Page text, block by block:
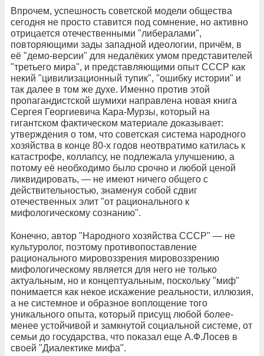
Впрочем, успешность советской модели общества
сегодня не просто ставится под сомнение, но активно
отрицается отечественными "либералами",
повторяющими зады западной идеологии, причём, в
её "демо-версии" для недалёких умом представителей
"третьего мира", и представляющими опыт СССР как
некий "цивилизационный тупик", "ошибку истории" и
так далее в том же духе. Именно против этой
пропагандистской шумихи направлена новая книга
Сергея Георгиевича Кара-Мурзы, который на
гигантском фактическом материале доказывает:
утверждения о том, что советская система народного
хозяйства в конце 80-х годов неотвратимо катилась к
катастрофе, коллапсу, не подлежала улучшению, а
потому её необходимо было срочно и любой ценой
ликвидировать, — не имеют ничего общего с
действительностью, знаменуя собой сдвиг
отечественных элит "от рационального к
мифологическому сознанию".
Конечно, автор "Народного хозяйства СССР" — не
культуролог, поэтому противопоставление
рационального мировоззрения мировоззрению
мифологическому является для него не только
актуальным, но и концептуальным, поскольку "миф"
понимается как некое искажение реальности, иллюзия,
а не системное и образное воплощение того
уникального опыта, который присущ любой более-
менее устойчивой и замкнутой социальной системе, от
семьи до государства, что показал еще А.Ф.Лосев в
своей "Диалектике мифа".